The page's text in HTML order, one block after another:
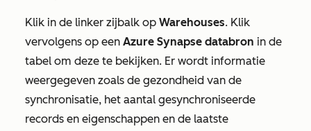
Klik in de linker zijbalk op Warehouses. Klik
vervolgens op een Azure Synapse databron in de
tabel om deze te bekijken. Er wordt informatie
weergegeven zoals de gezondheid van de
synchronisatie, het aantal gesynchroniseerde
records en eigenschappen en de laatste